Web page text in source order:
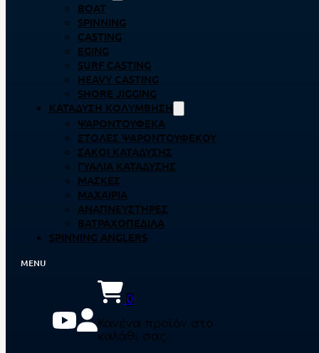
BOAT
SPINNING
CASTING
EGING
SURF CASTING
HEAVY CASTING
SHORE JIGGING
ΚΑΤΆΔΥΣΗ ΚΟΛΎΜΒΗΣΗ
ΨΑΡΟΝΤΟΎΦΕΚΑ
ΣΤΟΛΈΣ ΨΑΡΟΝΤΟΎΦΕΚΟΥ
ΣΆΚΟΙ ΚΑΤΆΔΥΣΗΣ
ΓΥΑΛΙΆ ΚΑΤΆΔΥΣΗΣ
ΜΆΣΚΕΣ
ΜΑΧΑΊΡΙΑ
ΑΝΑΠΝΕΥΣΤΉΡΕΣ
ΒΑΤΡΑΧΟΠΈΔΙΛΑ
SPINNING ANGLERS
0
Κανένα προϊόν στο
καλάθι σας.